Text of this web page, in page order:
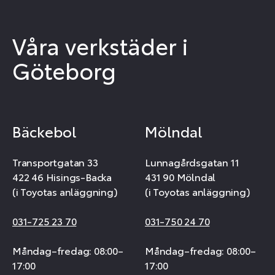
Våra verkstäder i
Göteborg
Bäckebol
Transportgatan 33
422 46 Hisings-Backa
(i Toyotas anläggning)
031-725 23 70
Måndag–fredag: 08:00–
17:00
Mölndal
Lunnagårdsgatan 11
431 90 Mölndal
(i Toyotas anläggning)
031-750 24 70
Måndag–fredag: 08:00–
17:00